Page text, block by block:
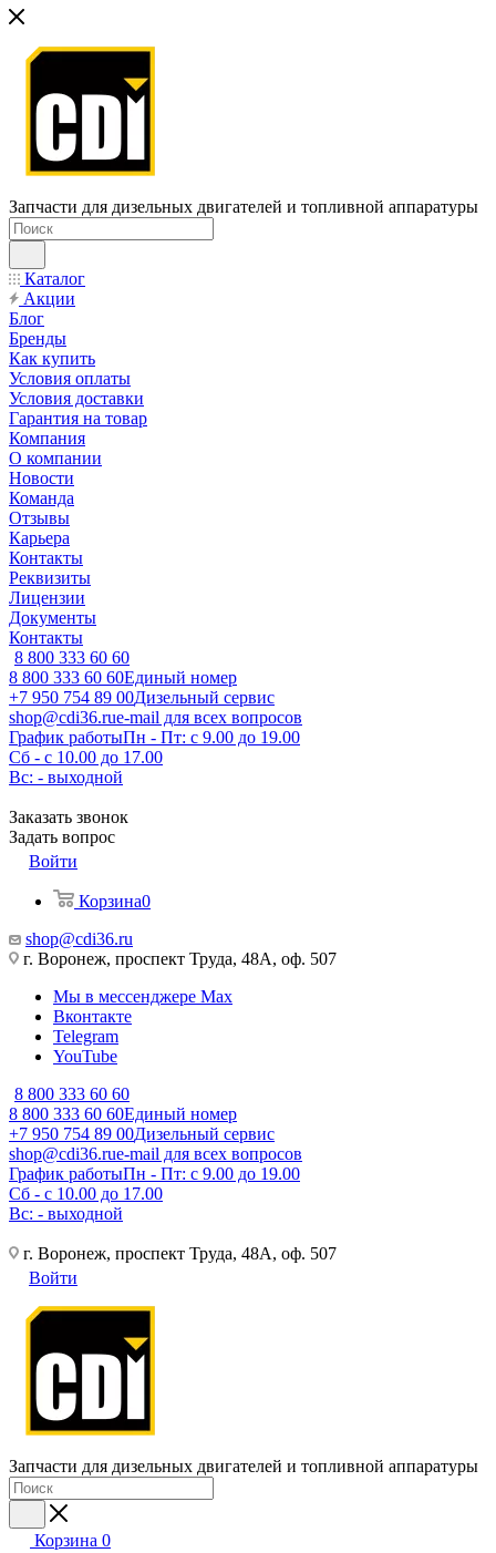
Запчасти для дизельных двигателей и топливной аппаратуры
Каталог
Акции
Блог
Бренды
Как купить
Условия оплаты
Условия доставки
Гарантия на товар
Компания
О компании
Новости
Команда
Отзывы
Карьера
Контакты
Реквизиты
Лицензии
Документы
Контакты
8 800 333 60 60
8 800 333 60 60Единый номер
+7 950 754 89 00Дизельный сервис
shop@cdi36.rue-mail для всех вопросов
График работыПн - Пт: с 9.00 до 19.00
Сб - с 10.00 до 17.00
Вс: - выходной
Заказать звонок
Задать вопрос
Войти
Корзина0
shop@cdi36.ru
г. Воронеж, проспект Труда, 48А, оф. 507
Мы в мессенджере Max
Вконтакте
Telegram
YouTube
8 800 333 60 60
8 800 333 60 60Единый номер
+7 950 754 89 00Дизельный сервис
shop@cdi36.rue-mail для всех вопросов
График работыПн - Пт: с 9.00 до 19.00
Сб - с 10.00 до 17.00
Вс: - выходной
г. Воронеж, проспект Труда, 48А, оф. 507
Войти
Запчасти для дизельных двигателей и топливной аппаратуры
Корзина 0